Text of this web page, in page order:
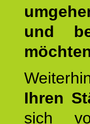
und
Ihren
sich